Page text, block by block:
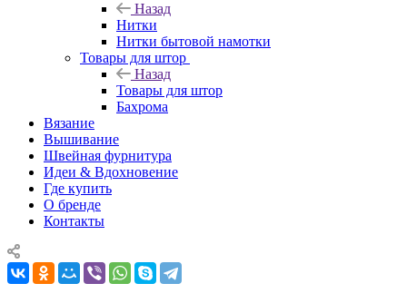
Назад
Нитки
Нитки бытовой намотки
Товары для штор
Назад
Товары для штор
Бахрома
Вязание
Вышивание
Швейная фурнитура
Идеи & Вдохновение
Где купить
О бренде
Контакты